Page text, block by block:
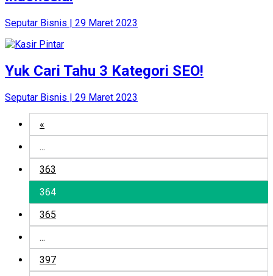
Seputar Bisnis | 29 Maret 2023
Yuk Cari Tahu 3 Kategori SEO!
Seputar Bisnis | 29 Maret 2023
«
...
363
364
365
...
397